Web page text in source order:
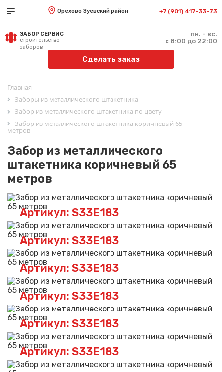
Орехово Зуевский район +7 (901) 417-33-73
ЗАБОР СЕРВИС
строительство
заборов
пн. - вс.
с 8:00 до 22:00
Сделать заказ
Главная
Заборы из металлического штакетника
Забор из металлического штакетника по цвету
Забор из металлического штакетника коричневый 65
метров
Забор из металлического
штакетника коричневый 65
метров
Артикул: S33E183
Артикул: S33E183
Артикул: S33E183
Артикул: S33E183
Артикул: S33E183
Артикул: S33E183